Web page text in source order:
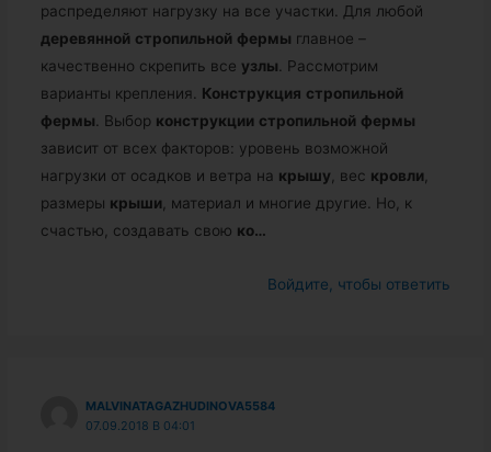
распределяют нагрузку на все участки. Для любой
деревянной стропильной фермы главное –
качественно скрепить все узлы . Рассмотрим
варианты крепления. Конструкция стропильной
фермы . Выбор конструкции стропильной фермы
зависит от всех факторов: уровень возможной
нагрузки от осадков и ветра на крышу , вес кровли
размеры крыши , материал и многие другие. Но, к
счастью, создавать свою ко…
Войдите, чтобы ответить
MALVINATAGAZHUDINOVA5584
07.09.2018 В 04:01